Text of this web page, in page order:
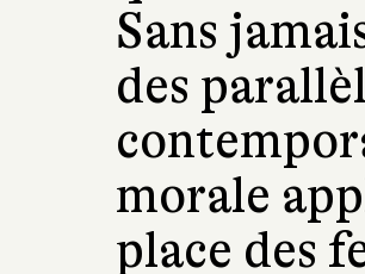
Sans
des
morale
place des